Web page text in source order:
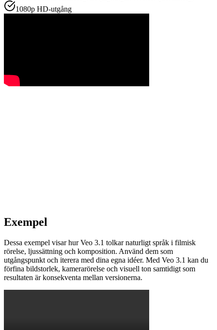
1080p HD-utgång
Exempel
Dessa exempel visar hur Veo 3.1 tolkar naturligt språk i filmisk
rörelse, ljussättning och komposition. Använd dem som
utgångspunkt och iterera med dina egna idéer. Med Veo 3.1 kan du
förfina bildstorlek, kamerarörelse och visuell ton samtidigt som
resultaten är konsekventa mellan versionerna.